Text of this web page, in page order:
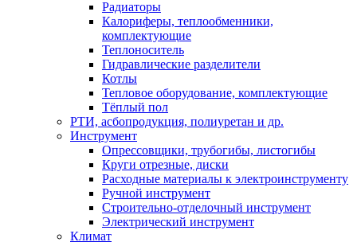
Радиаторы
Калориферы, теплообменники,
комплектующие
Теплоноситель
Гидравлические разделители
Котлы
Тепловое оборудование, комплектующие
Тёплый пол
РТИ, асбопродукция, полиуретан и др.
Инструмент
Опрессовщики, трубогибы, листогибы
Круги отрезные, диски
Расходные материалы к электроинструменту
Ручной инструмент
Строительно-отделочный инструмент
Электрический инструмент
Климат